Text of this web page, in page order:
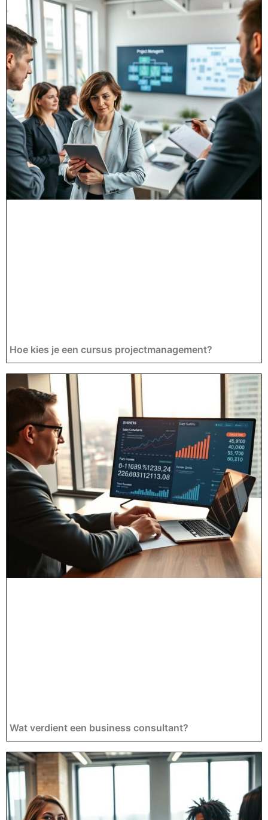
Hoe kies je een cursus projectmanagement?
Wat verdient een business consultant?